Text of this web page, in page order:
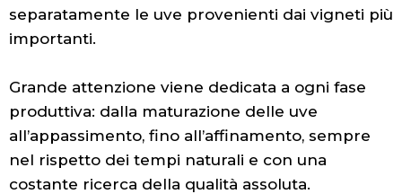
separatamente le uve provenienti dai vigneti più
importanti.
Grande attenzione viene dedicata a ogni fase
produttiva: dalla maturazione delle uve
all’appassimento, fino all’affinamento, sempre
nel rispetto dei tempi naturali e con una
costante ricerca della qualità assoluta.